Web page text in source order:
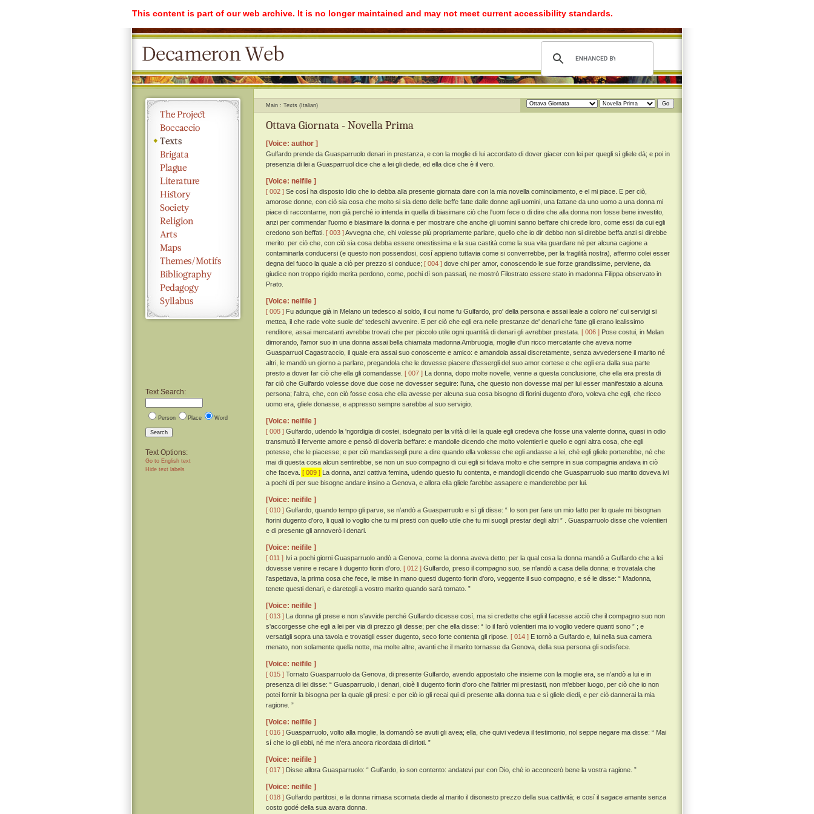
This content is part of our web archive. It is no longer maintained and may not meet current accessibility standards.
Text Search:
Person Place Word
Search
Text Options:
Go to English text
Hide text labels
Main Texts (Italian)
Ottava Giornata - Novella Prima
[Voice: author ]
Gulfardo prende da Guasparruolo denari in prestanza, e con la moglie di lui accordato di dover giacer con lei per quegli sí gliele dà; e poi in
presenzia di lei a Guasparruol dice che a lei gli diede, ed ella dice che è il vero.
[Voice: neifile ]
[ 002 ] Se cosí ha disposto Idio che io debba alla presente giornata dare con la mia novella cominciamento, e el mi piace. E per ciò,
amorose donne, con ciò sia cosa che molto si sia detto delle beffe fatte dalle donne agli uomini, una fattane da uno uomo a una donna mi
piace di raccontarne, non già perché io intenda in quella di biasimare ciò che l'uom fece o di dire che alla donna non fosse bene investito,
anzi per commendar l'uomo e biasimare la donna e per mostrare che anche gli uomini sanno beffare chi crede loro, come essi da cui egli
credono son beffati. [ 003 ]Avvegna che, chi volesse piú propriamente parlare, quello che io dir debbo non si direbbe beffa anzi si direbbe
merito: per ciò che, con ciò sia cosa debba essere onestissima e la sua castità come la sua vita guardare né per alcuna cagione a
contaminarla conducersi (e questo non possendosi, cosí appieno tuttavia come si converrebbe, per la fragilità nostra), affermo colei esser
degna del fuoco la quale a ciò per prezzo si conduce; [ 004 ] dove chi per amor, conoscendo le sue forze grandissime, perviene, da
giudice non troppo rigido merita perdono, come, pochi dí son passati, ne mostrò Filostrato essere stato in madonna Filippa observato in
Prato.
[Voice: neifile ]
[ 005 ] Fu adunque già in Melano un tedesco al soldo, il cui nome fu Gulfardo, pro' della persona e assai leale a coloro ne' cui servigi si
mettea, il che rade volte suole de' tedeschi avvenire. E per ciò che egli era nelle prestanze de' denari che fatte gli erano lealissimo
renditore, assai mercatanti avrebbe trovati che per piccolo utile ogni quantità di denari gli avrebber prestata. [ 006 ] Pose costui, in Melan
dimorando, l'amor suo in una donna assai bella chiamata madonna Ambruogia, moglie d'un ricco mercatante che aveva nome
Guasparruol Cagastraccio, il quale era assai suo conoscente e amico: e amandola assai discretamente, senza avvedersene il marito né
altri, le mandò un giorno a parlare, pregandola che le dovesse piacere d'essergli del suo amor cortese e che egli era dalla sua parte
presto a dover far ciò che ella gli comandasse. [ 007 ] La donna, dopo molte novelle, venne a questa conclusione, che ella era presta di
far ciò che Gulfardo volesse dove due cose ne dovesser seguire: l'una, che questo non dovesse mai per lui esser manifestato a alcuna
persona; l'altra, che, con ciò fosse cosa che ella avesse per alcuna sua cosa bisogno di fiorini dugento d'oro, voleva che egli, che ricco
uomo era, gliele donasse, e appresso sempre sarebbe al suo servigio.
[Voice: neifile ]
[ 008 ] Gulfardo, udendo la 'ngordigia di costei, isdegnato per la viltà di lei la quale egli credeva che fosse una valente donna, quasi in odio
transmutò il fervente amore e pensò di doverla beffare: e mandolle dicendo che molto volentieri e quello e ogni altra cosa, che egli
potesse, che le piacesse; e per ciò mandassegli pure a dire quando ella volesse che egli andasse a lei, ché egli gliele porterebbe, né che
mai di questa cosa alcun sentirebbe, se non un suo compagno di cui egli si fidava molto e che sempre in sua compagnia andava in ciò
che faceva. [ 009 ] La donna, anzi cattiva femina, udendo questo fu contenta, e mandogli dicendo che Guasparruolo suo marito doveva ivi
a pochi dí per sue bisogne andare insino a Genova, e allora ella gliele farebbe assapere e manderebbe per lui.
[Voice: neifile ]
[ 010 ] Gulfardo, quando tempo gli parve, se n'andò a Guasparruolo e sí gli disse: “ Io son per fare un mio fatto per lo quale mi bisognan
fiorini dugento d'oro, li quali io voglio che tu mi presti con quello utile che tu mi suogli prestar degli altri ” . Guasparruolo disse che volentieri
e di presente gli annoverò i denari.
[Voice: neifile ]
[ 011 ] Ivi a pochi giorni Guasparruolo andò a Genova, come la donna aveva detto; per la qual cosa la donna mandò a Gulfardo che a lei
dovesse venire e recare li dugento fiorin d'oro. [ 012 ] Gulfardo, preso il compagno suo, se n'andò a casa della donna; e trovatala che
l'aspettava, la prima cosa che fece, le mise in mano questi dugento fiorin d'oro, veggente il suo compagno, e sé le disse: “ Madonna,
tenete questi denari, e daretegli a vostro marito quando sarà tornato. ”
[Voice: neifile ]
[ 013 ] La donna gli prese e non s'avvide perché Gulfardo dicesse cosí, ma si credette che egli il facesse acciò che il compagno suo non
s'accorgesse che egli a lei per via di prezzo gli desse; per che ella disse: “ Io il farò volentieri ma io voglio vedere quanti sono ” ; e
versatigli sopra una tavola e trovatigli esser dugento, seco forte contenta gli ripose. [ 014 ] E tornò a Gulfardo e, lui nella sua camera
menato, non solamente quella notte, ma molte altre, avanti che il marito tornasse da Genova, della sua persona gli sodisfece.
[Voice: neifile ]
[ 015 ] Tornato Guasparruolo da Genova, di presente Gulfardo, avendo appostato che insieme con la moglie era, se n'andò a lui e in
presenza di lei disse: “ Guasparruolo, i denari, cioè li dugento fiorin d'oro che l'altrier mi prestasti, non m'ebber luogo, per ciò che io non
potei fornir la bisogna per la quale gli presi: e per ciò io gli recai qui di presente alla donna tua e sí gliele diedi, e per ciò dannerai la mia
ragione. ”
[Voice: neifile ]
[ 016 ] Guasparruolo, volto alla moglie, la domandò se avuti gli avea; ella, che quivi vedeva il testimonio, nol seppe negare ma disse: “ Mai
sí che io gli ebbi, né me n'era ancora ricordata di dirloti. ”
[Voice: neifile ]
[ 017 ] Disse allora Guasparruolo: “ Gulfardo, io son contento: andatevi pur con Dio, ché io acconcerò bene la vostra ragione. ”
[Voice: neifile ]
[ 018 ] Gulfardo partitosi, e la donna rimasa scornata diede al marito il disonesto prezzo della sua cattività; e cosí il sagace amante senza
costo godé della sua avara donna.